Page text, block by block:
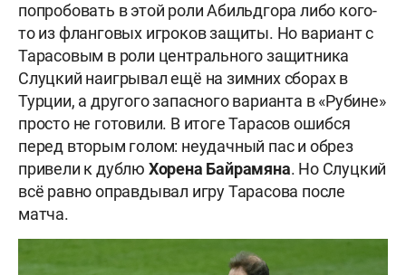
попробовать в этой роли Абильдгора либо кого-
то из фланговых игроков защиты. Но вариант с
Тарасовым в роли центрального защитника
Слуцкий наигрывал ещё на зимних сборах в
Турции, а другого запасного варианта в «Рубине»
просто не готовили. В итоге Тарасов ошибся
перед вторым голом: неудачный пас и обрез
привели к дублю Хорена Байрамяна. Но Слуцкий
всё равно оправдывал игру Тарасова после
матча.